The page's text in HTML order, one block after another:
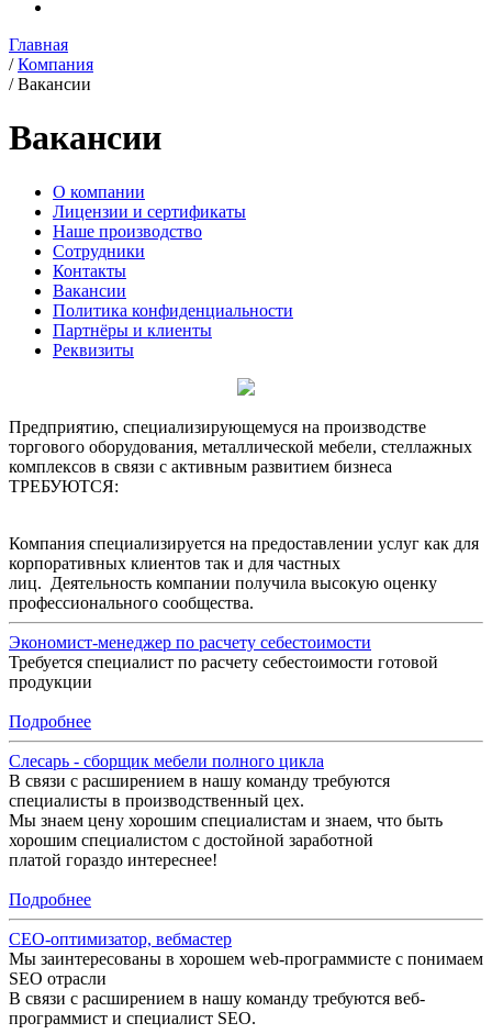
Главная
/ Компания
/ Вакансии
Вакансии
О компании
Лицензии и сертификаты
Наше производство
Сотрудники
Контакты
Вакансии
Политика конфиденциальности
Партнёры и клиенты
Реквизиты
Предприятию, специализирующемуся на производстве
торгового оборудования, металлической мебели, стеллажных
комплексов в связи с активным развитием бизнеса
ТРЕБУЮТСЯ:
Компания специализируется на предоставлении услуг как для
корпоративных клиентов так и для частных
лиц. Деятельность компании получила высокую оценку
профессионального сообщества.
Экономист-менеджер по расчету себестоимости
Требуется специалист по расчету себестоимости готовой
продукции
Подробнее
Слесарь - сборщик мебели полного цикла
В связи с расширением в нашу команду требуются
специалисты в производственный цех.
Мы знаем цену хорошим специалистам и знаем, что быть
хорошим специалистом с достойной заработной
платой гораздо интереснее!
Подробнее
СЕО-оптимизатор, вебмастер
Мы заинтересованы в хорошем web-программисте с понимаем
SEO отрасли
В связи с расширением в нашу команду требуются веб-
программист и специалист SEO.